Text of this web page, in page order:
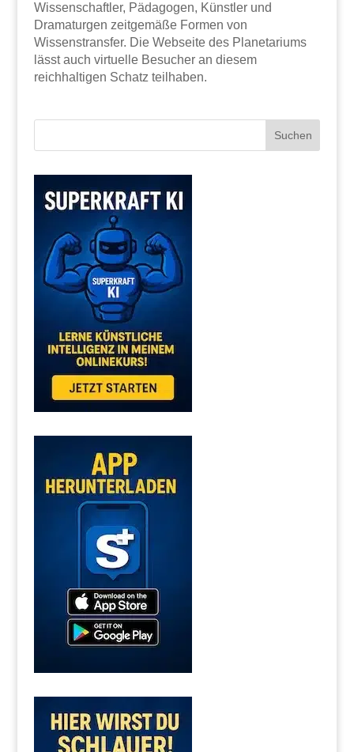
Wissenschaftler, Pädagogen, Künstler und
Dramaturgen zeitgemäße Formen von
Wissenstransfer. Die Webseite des Planetariums
lässt auch virtuelle Besucher an diesem
reichhaltigen Schatz teilhaben.